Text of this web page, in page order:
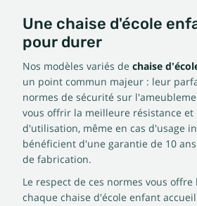
Une chaise d'école
pour durer
Nos modèles variés de chaise
un point commun majeur : leur
normes de sécurité sur
vous offrir la meilleure résistance et
d'utilisation, même en cas d'usage
bénéficient d'une garantie de 10
de fabrication.
Le respect de ces normes vous offre
chaque chaise d'école enfant